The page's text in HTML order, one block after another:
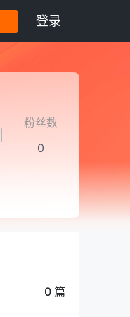
登录
粉丝数
0
0 篇